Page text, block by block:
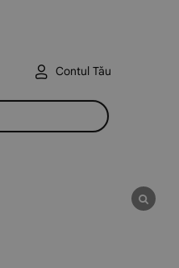
Contul Tău